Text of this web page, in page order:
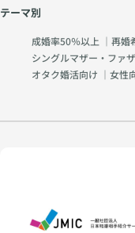
テーマ別
成婚率50％以上 ｜ 再婚
シングルマザー・ファ
オタク婚活向け ｜ 女性